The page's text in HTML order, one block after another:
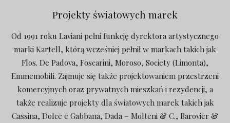
Projekty światowych marek
Od 1991 roku Laviani pełni funkcję dyrektora artystycznego
marki Kartell, którą wcześniej pełnił w markach takich jak
Flos. De Padova, Foscarini, Moroso, Society (Limonta),
Emmemobili. Zajmuje się także projektowaniem przestrzeni
komercyjnych oraz prywatnych mieszkań i rezydencji, a
także realizuje projekty dla światowych marek takich jak
Cassina, Dolce e Gabbana, Dada – Molteni & C., Barovier &